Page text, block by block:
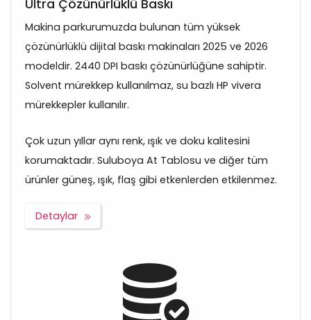
Ultra Çözünürlüklü Baskı
Makina parkurumuzda bulunan tüm yüksek
çözünürlüklü dijital baskı makinaları 2025 ve 2026
modeldir. 2440 DPI baskı çözünürlüğüne sahiptir.
Solvent mürekkep kullanılmaz, su bazlı HP vivera
mürekkepler kullanılır.
Çok uzun yıllar aynı renk, ışık ve doku kalitesini
korumaktadır. Suluboya At Tablosu ve diğer tüm
ürünler güneş, ışık, flaş gibi etkenlerden etkilenmez.
Detaylar